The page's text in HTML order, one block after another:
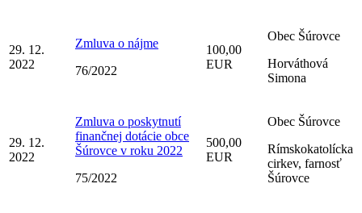
29. 12.
2022
Zmluva o nájme
76/2022
100,00
EUR
Obec Šúrovce
Horváthová
Simona
29. 12.
2022
Zmluva o poskytnutí
finančnej dotácie obce
Šúrovce v roku 2022
75/2022
500,00
EUR
Obec Šúrovce
Rímskokatolícka
cirkev, farnosť
Šúrovce